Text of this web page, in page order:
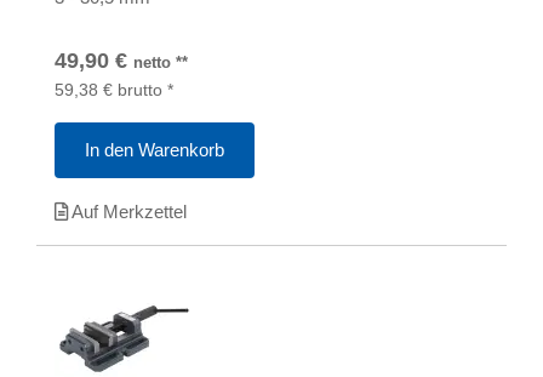
49,90 € netto **
59,38 € brutto *
In den Warenkorb
Auf Merkzettel